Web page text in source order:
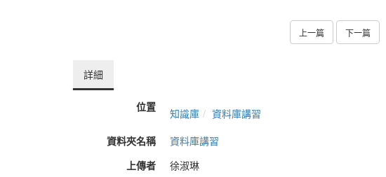
上一篇 下一篇
詳細
位置 知識庫
資料庫講習
資料夾名稱
資料庫講習
上傳者
徐淑琳